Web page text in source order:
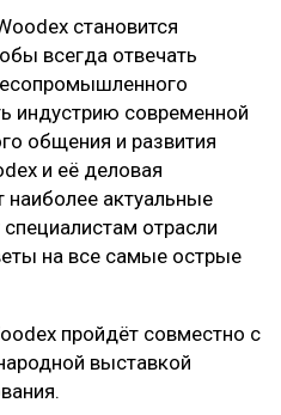
становится
всегда отвечать
индустрию современной
общения и развития
и её деловая
актуальные
отрасли
на все самые острые
пройдёт совместно с
выставкой